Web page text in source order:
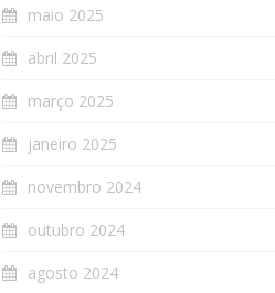
maio 2025
abril 2025
março 2025
janeiro 2025
novembro 2024
outubro 2024
agosto 2024